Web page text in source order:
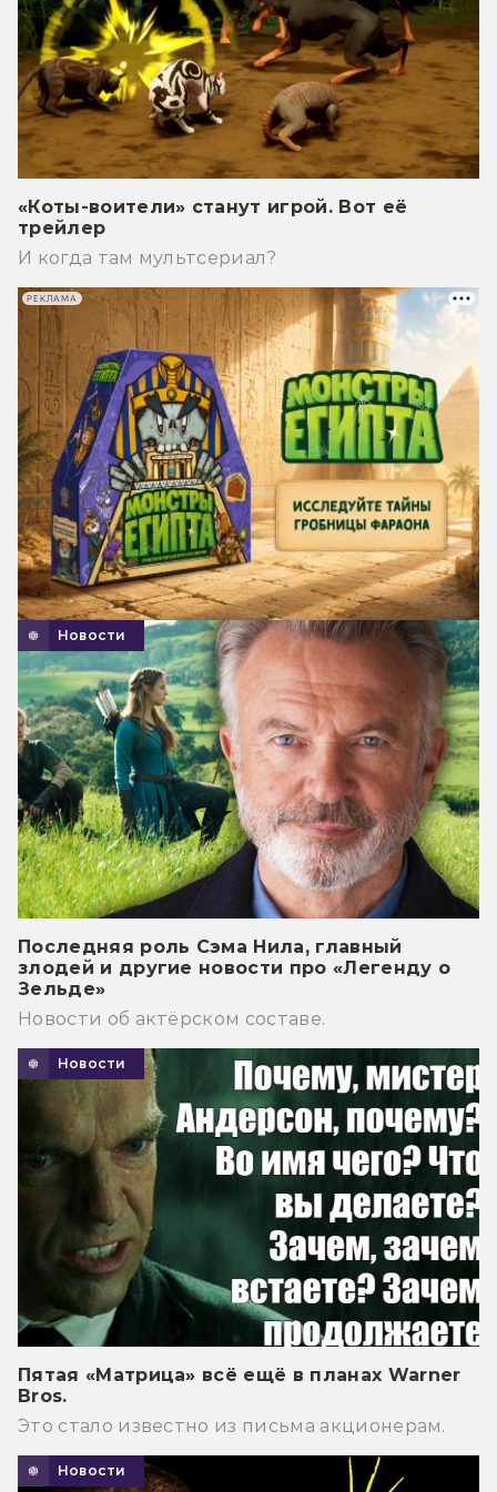
«Коты-воители» станут игрой. Вот её
трейлер
И когда там мультсериал?
Новости
Последняя роль Сэма Нила, главный
злодей и другие новости про «Легенду о
Зельде»
Новости об актёрском составе.
Новости
Пятая «Матрица» всё ещё в планах Warner
Bros.
Это стало известно из письма акционерам.
Новости
РЕКЛАМА